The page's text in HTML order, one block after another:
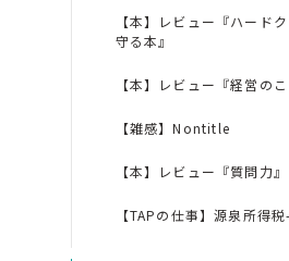
【本】レビュー『ハード
守る本』
【本】レビュー『経営のこ
【雑感】Nontitle
【本】レビュー『質問力』
【TAPの仕事】源泉所得